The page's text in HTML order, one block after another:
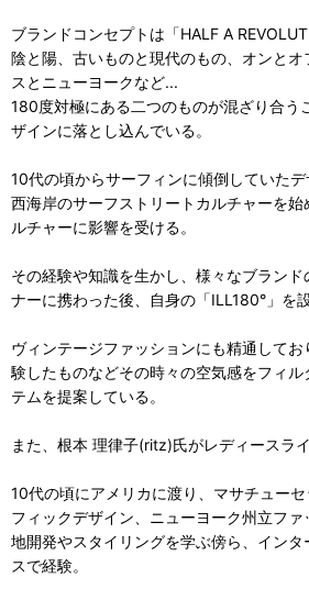
ブランドコンセプトは「HALF A
陰と陽、古いものと現代のもの、オンと
スとニューヨークなど...
180度対極にある二つのものが混ざり合う
ザインに落とし込んでいる。
10代の頃からサーフィンに傾倒していたデ
西海岸のサーフストリートカルチャーを始
ルチャーに影響を受ける。
その経験や知識を生かし、様々なブラン
ナーに携わった後、自身の「ILL180°」を設
ヴィンテージファッションにも精通して
験したものなどその時々の空気感をフィル
テムを提案している。
また、根本 理律子(ritz)氏がレディースラ
10代の頃にアメリカに渡り、マサチュー
フィックデザイン、ニューヨーク州立フ
地開発やスタイリングを学ぶ傍ら、イン
スで経験。